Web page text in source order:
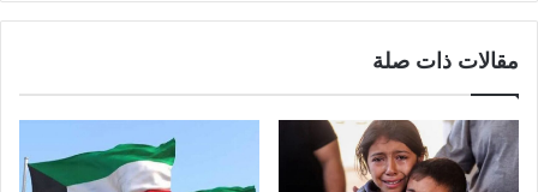
مقالات ذات صلة